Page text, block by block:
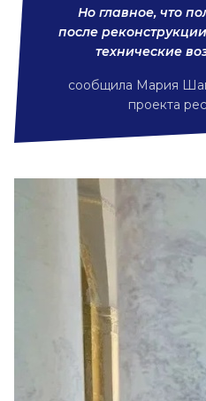
Но главное, что
после
технические
сообщила Мария
проекта